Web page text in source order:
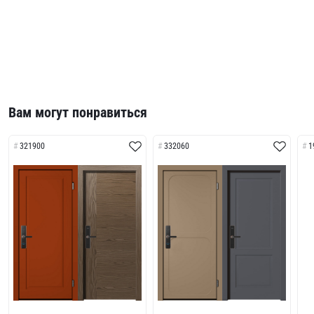
Вам могут понравиться
321900 332060